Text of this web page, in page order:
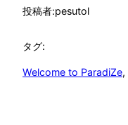
投稿者:pesutol
タグ:
Welcome to ParadiZe,